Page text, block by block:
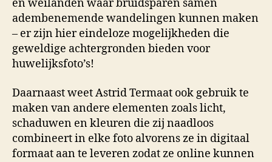
en weilanden waar bruidsparen samen
adembenemende wandelingen kunnen maken
– er zijn hier eindeloze mogelijkheden die
geweldige achtergronden bieden voor
huwelijksfoto’s!
Daarnaast weet Astrid Termaat ook gebruik te
maken van andere elementen zoals licht,
schaduwen en kleuren die zij naadloos
combineert in elke foto alvorens ze in digitaal
formaat aan te leveren zodat ze online kunnen